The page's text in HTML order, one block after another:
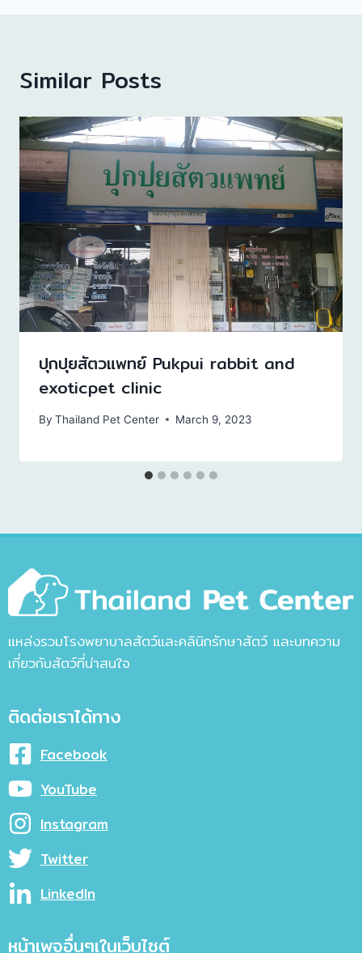
Similar Posts
ปุกปุยสัตวแพทย์ Pukpui rabbit and
exoticpet clinic
By Thailand Pet Center March 9, 2023
แหล่งรวมโรงพยาบาลสัตว์และคลินิกรักษาสัตว์ และบทความ
เกี่ยวกับสัตว์ที่น่าสนใจ
ติดต่อเราได้ทาง
Facebook
YouTube
Instagram
Twitter
LinkedIn
หน้าเพจอื่นๆเในเว็บไซต์